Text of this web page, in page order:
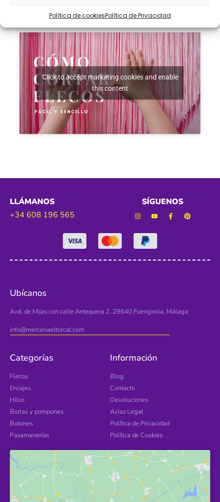
Política de cookiesPolítica de Privacidad
Color. lila 96
Click to accept marketing cookies and enable
this content
LLÁMANOS
+34 608 196 565
SÍGUENOS
Ubícanos
Avd. de Mijas con calle Antequera 2. 29640 Fuengirola, Málaga
info@merceriaeltorcal.com
Categorías
Flecos
Encajes
Hilos
Borlas y pompones
Botones
Pasamanerías
Información
Blog
Contacto
Devoluciones
Aviso Legal
Política de Privacidad
Política de Cookies